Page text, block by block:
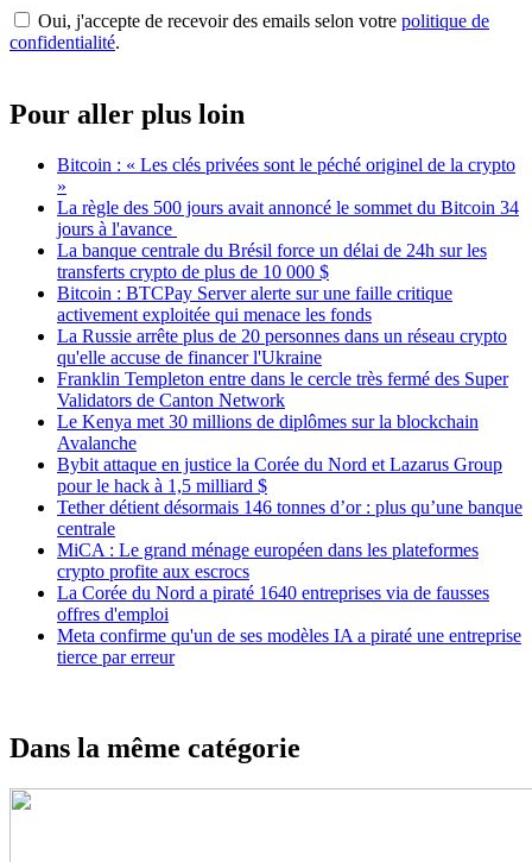
Oui, j'accepte de recevoir des emails selon votre politique de
confidentialité.
Pour aller plus loin
Bitcoin : « Les clés privées sont le péché originel de la crypto
»
La règle des 500 jours avait annoncé le sommet du Bitcoin 34
jours à l'avance
La banque centrale du Brésil force un délai de 24h sur les
transferts crypto de plus de 10 000 $
Bitcoin : BTCPay Server alerte sur une faille critique
activement exploitée qui menace les fonds
La Russie arrête plus de 20 personnes dans un réseau crypto
qu'elle accuse de financer l'Ukraine
Franklin Templeton entre dans le cercle très fermé des Super
Validators de Canton Network
Le Kenya met 30 millions de diplômes sur la blockchain
Avalanche
Bybit attaque en justice la Corée du Nord et Lazarus Group
pour le hack à 1,5 milliard $
Tether détient désormais 146 tonnes d’or : plus qu’une banque
centrale
MiCA : Le grand ménage européen dans les plateformes
crypto profite aux escrocs
La Corée du Nord a piraté 1640 entreprises via de fausses
offres d'emploi
Meta confirme qu'un de ses modèles IA a piraté une entreprise
tierce par erreur
Dans la même catégorie